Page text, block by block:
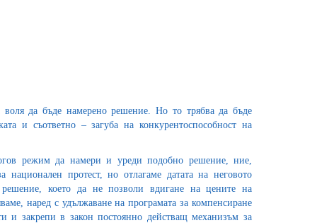
воля да бъде намерено решение. Но то трябва да бъде
и съответно – загуба на конкурентоспособност на
режим да намери и уреди подобно решение, ние,
протест, но отлагаме датата на неговото
което да не позволи вдигане на цените на
наред с удължаване на програмата за компенсиране
и закрепи в закон постоянно действащ механизъм за